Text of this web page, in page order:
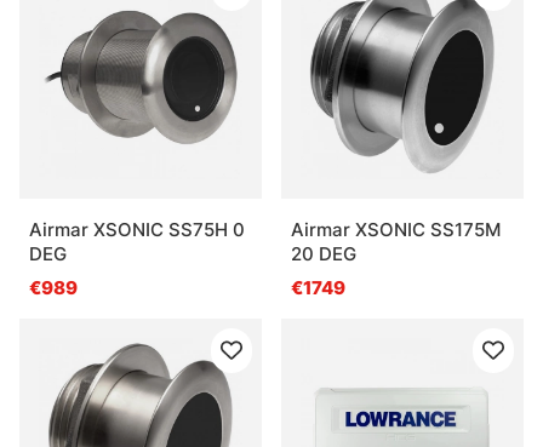
Airmar XSONIC SS75H 0
DEG
€989
Airmar XSONIC SS175M
20 DEG
€1749